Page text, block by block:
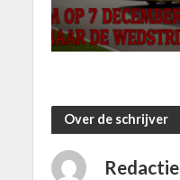
Over de schrijver
Redactie